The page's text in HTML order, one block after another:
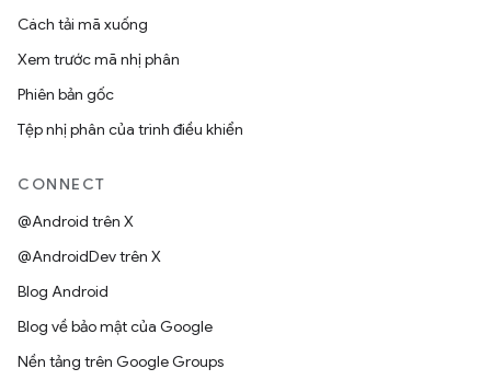
Cách tải mã xuống
Xem trước mã nhị phân
Phiên bản gốc
Tệp nhị phân của trình điều khiển
CONNECT
@Android trên X
@AndroidDev trên X
Blog Android
Blog về bảo mật của Google
Nền tảng trên Google Groups